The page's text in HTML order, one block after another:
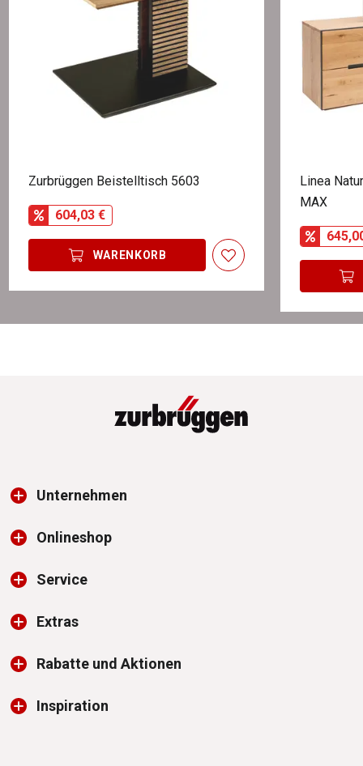
Zurbrüggen Beistelltisch 5603
604,03 €
WARENKORB
Linea
MAX
Unternehmen
Onlineshop
Service
Extras
Rabatte und Aktionen
Inspiration